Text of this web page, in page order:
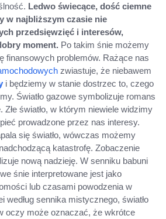
Ledwo świecące, dość ciemne
w najbliższym czasie nie
przedsięwzięć i interesów,
moment. Po takim śnie możemy
finansowych problemów. Rażące nas
zwiastuje, że niebawem
i będziemy w stanie dostrzec to, czego
Światło gazowe symbolizuje romans
światło, w którym niewiele widzimy
prowadzone przez nas interesy.
się światło, wówczas możemy
katastrofę. Zobaczenie
nową nadzieję. W senniku babuni
śnie interpretowane jest jako
lub czasami powodzenia w
według sennika mistycznego, światło
oczy może oznaczać, że wkrótce